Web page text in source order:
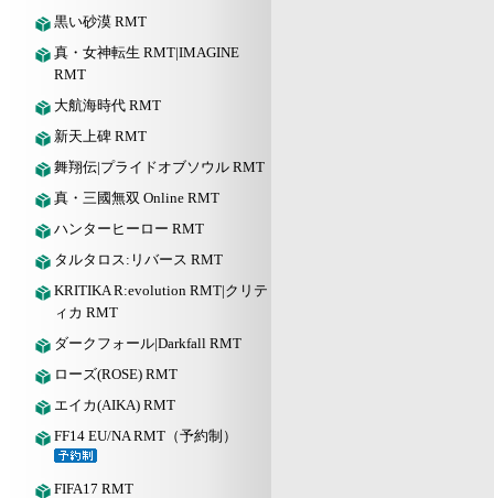
黒い砂漠 RMT
真・女神転生 RMT|IMAGINE
RMT
大航海時代 RMT
新天上碑 RMT
舞翔伝|プライドオブソウル RMT
真・三國無双 Online RMT
ハンターヒーロー RMT
タルタロス:リバース RMT
KRITIKA R:evolution RMT|クリテ
ィカ RMT
ダークフォール|Darkfall RMT
ローズ(ROSE) RMT
エイカ(AIKA) RMT
FF14 EU/NA RMT（予約制）
FIFA17 RMT